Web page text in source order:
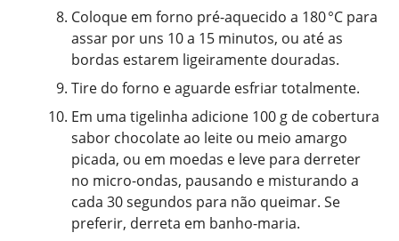
Coloque em forno pré-aquecido a 180 °C para
assar por uns 10 a 15 minutos, ou até as
bordas estarem ligeiramente douradas.
Tire do forno e aguarde esfriar totalmente.
Em uma tigelinha adicione 100 g de cobertura
sabor chocolate ao leite ou meio amargo
picada, ou em moedas e leve para derreter
no micro-ondas, pausando e misturando a
cada 30 segundos para não queimar. Se
preferir, derreta em banho-maria.